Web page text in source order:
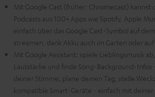
Mit Google Cast (früher: Chromecast) kannst
Podcasts aus 100+ Apps wie Spotify, Apple
einfach über das Google Cast-Symbol auf
streamen, dank Akku auch im Garten oder
Mit Google Assistant: spiele Lieblingsmusik
Lautstärke und finde Song-Background-
deiner Stimme; plane deinen Tag, stelle
kompatible Smart-Geräte - einfach mit deiner